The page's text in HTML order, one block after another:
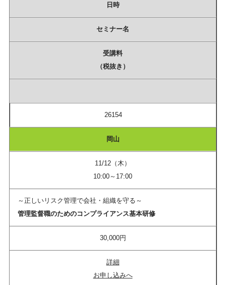
日時
セミナー名
受講料
（税抜き）
26154
岡山
11/12（木）
10:00～17:00
～正しいリスク管理で会社・組織を守る～
管理監督職のためのコンプライアンス基本研修
30,000円
詳細
お申し込みへ